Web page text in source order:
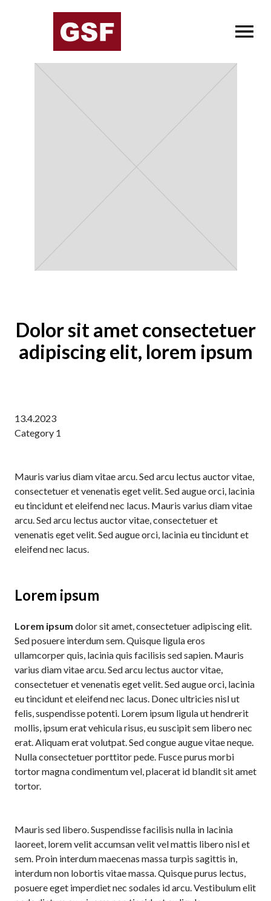
Dolor sit amet consectetuer
adipiscing elit, lorem ipsum
13.4.2023
Category 1
Mauris varius diam vitae arcu. Sed arcu lectus auctor vitae,
consectetuer et venenatis eget velit. Sed augue orci, lacinia
eu tincidunt et eleifend nec lacus. Mauris varius diam vitae
arcu. Sed arcu lectus auctor vitae, consectetuer et
venenatis eget velit. Sed augue orci, lacinia eu tincidunt et
eleifend nec lacus.
Lorem ipsum
Lorem ipsum dolor sit amet, consectetuer adipiscing elit.
Sed posuere interdum sem. Quisque ligula eros
ullamcorper quis, lacinia quis facilisis sed sapien. Mauris
varius diam vitae arcu. Sed arcu lectus auctor vitae,
consectetuer et venenatis eget velit. Sed augue orci, lacinia
eu tincidunt et eleifend nec lacus. Donec ultricies nisl ut
felis, suspendisse potenti. Lorem ipsum ligula ut hendrerit
mollis, ipsum erat vehicula risus, eu suscipit sem libero nec
erat. Aliquam erat volutpat. Sed congue augue vitae neque.
Nulla consectetuer porttitor pede. Fusce purus morbi
tortor magna condimentum vel, placerat id blandit sit amet
tortor.
Mauris sed libero. Suspendisse facilisis nulla in lacinia
laoreet, lorem velit accumsan velit vel mattis libero nisl et
sem. Proin interdum maecenas massa turpis sagittis in,
interdum non lobortis vitae massa. Quisque purus lectus,
posuere eget imperdiet nec sodales id arcu. Vestibulum elit